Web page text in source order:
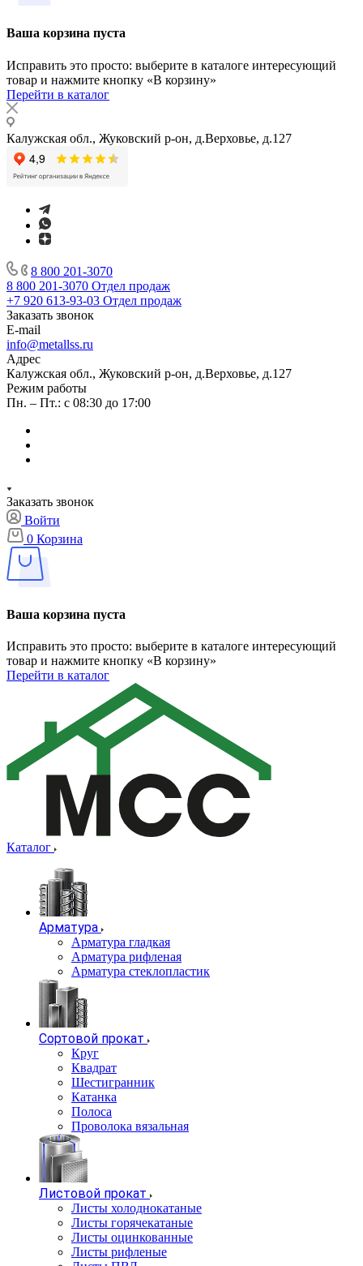
Ваша корзина пуста
Исправить это просто: выберите в каталоге интересующий
товар и нажмите кнопку «В корзину»
Перейти в каталог
Калужская обл., Жуковский р-он, д.Верховье, д.127
8 800 201-3070
8 800 201-3070 Отдел продаж
+7 920 613-93-03 Отдел продаж
Заказать звонок
E-mail
info@metallss.ru
Адрес
Калужская обл., Жуковский р-он, д.Верховье, д.127
Режим работы
Пн. – Пт.: с 08:30 до 17:00
Заказать звонок
Войти
0 Корзина
Ваша корзина пуста
Исправить это просто: выберите в каталоге интересующий
товар и нажмите кнопку «В корзину»
Перейти в каталог
Каталог
Арматура
Арматура гладкая
Арматура рифленая
Арматура стеклопластик
Сортовой прокат
Круг
Квадрат
Шестигранник
Катанка
Полоса
Проволока вязальная
Листовой прокат
Листы холоднокатаные
Листы горячекатаные
Листы оцинкованные
Листы рифленые